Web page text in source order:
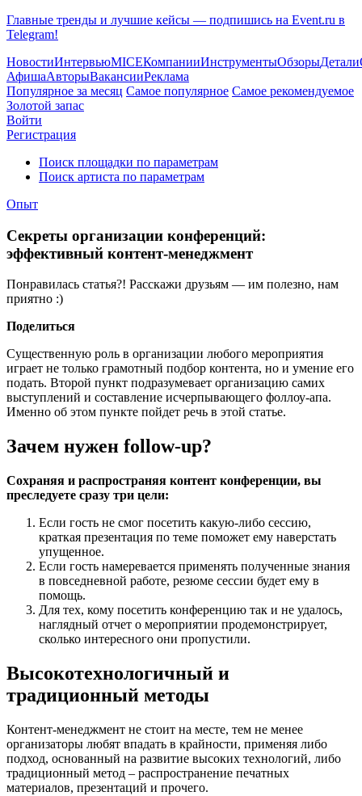
Главные тренды и лучшие кейсы — подпишись на Event.ru в
Telegram!
НовостиИнтервьюMICEКомпанииИнструментыОбзорыДетали
АфишаАвторыВакансииРеклама
Популярное за месяц Самое популярное Самое рекомендуемое
Золотой запас
Войти
Регистрация
Поиск площадки по параметрам
Поиск артиста по параметрам
Опыт
Секреты организации конференций:
эффективный контент-менеджмент
Понравилась статья?! Расскажи друзьям — им полезно, нам
приятно :)
Поделиться
Существенную роль в организации любого мероприятия
играет не только грамотный подбор контента, но и умение его
подать. Второй пункт подразумевает организацию самих
выступлений и составление исчерпывающего фоллоу-апа.
Именно об этом пункте пойдет речь в этой статье.
Зачем нужен follow-up?
Сохраняя и распространяя контент конференции, вы
преследуете сразу три цели:
Если гость не смог посетить какую-либо сессию,
краткая презентация по теме поможет ему наверстать
упущенное.
Если гость намеревается применять полученные знания
в повседневной работе, резюме сессии будет ему в
помощь.
Для тех, кому посетить конференцию так и не удалось,
наглядный отчет о мероприятии продемонстрирует,
сколько интересного они пропустили.
Высокотехнологичный и
традиционный методы
Контент-менеджмент не стоит на месте, тем не менее
организаторы любят впадать в крайности, применяя либо
подход, основанный на развитие высоких технологий, либо
традиционный метод – распространение печатных
материалов, презентаций и прочего.